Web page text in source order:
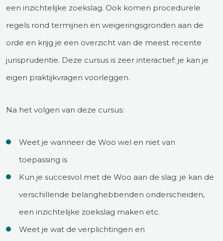
een inzichtelijke zoekslag. Ook komen procedurele
regels rond termijnen en weigeringsgronden aan de
orde en krijg je een overzicht van de meest recente
jurisprudentie. Deze cursus is zeer interactief: je kan je
eigen praktijkvragen voorleggen.
Na het volgen van deze cursus:
Weet je wanneer de Woo wel en niet van
toepassing is
Kun je succesvol met de Woo aan de slag: je kan de
verschillende belanghebbenden onderscheiden,
een inzichtelijke zoekslag maken etc.
Weet je wat de verplichtingen en